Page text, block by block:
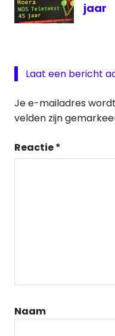
jaar
Laat een bericht
Je e-mailadres
velden zijn
Reactie*
Naam